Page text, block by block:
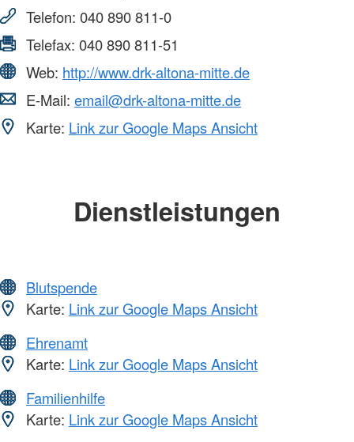
Telefon: 040 890 811-0
Telefax: 040 890 811-51
Web: http://www.drk-altona-mitte.de
E-Mail: email@drk-altona-mitte.de
Karte: Link zur Google Maps Ansicht
Dienstleistungen
Blutspende
Karte: Link zur Google Maps Ansicht
Ehrenamt
Karte: Link zur Google Maps Ansicht
Familienhilfe
Karte: Link zur Google Maps Ansicht